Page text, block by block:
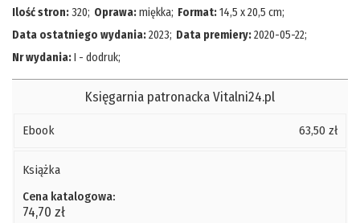
Ilość stron:320; Oprawa:miękka; Format:14,5 x 20,5 cm;
Data ostatniego wydania:2023; Data premiery:2020-05-22;
Nr wydania:I - dodruk;
Księgarnia patronacka Vitalni24.pl
Ebook 63,50 zł
Książka
Cena katalogowa:
74,70 zł